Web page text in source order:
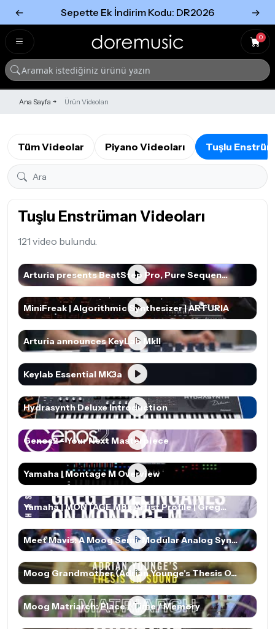
← Sepette Ek İndirim Kodu: DR2026 →
0
Ana Sayfa Ürün Videoları
Tüm Videolar Piyano Videoları Tuşlu
Tuşlu Enstrüman Videoları
121 video bulundu.
Arturia presents BeatStep Pro, Pure Sequen...
MiniFreak | Algorithmic Synthesizer | ARTURIA
Arturia announces KeyLab MkII
Keylab Essential MK3a
Hydrasynth Deluxe Introduction
Genos2 - Your Next Masterpiece
Yamaha | Montage M Overview
Yamaha | MONTAGE M8x Artist Profile | Greg...
Meet Mavis: A Moog Semi-Modular Analog Syn...
Moog Grandmother (Adrian Younge's Thesis O...
Moog Matriarch: Place / Time / Memory
Tümünü Gör
Tümünü gör